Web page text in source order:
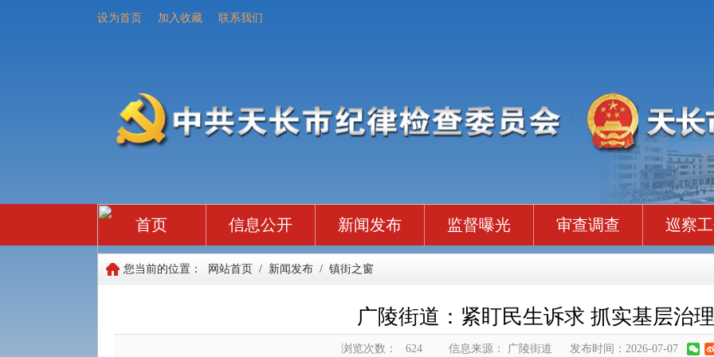
设为首页 加入收藏 联系我们
首页 信息公开 新闻发布 监督曝光 审查调查 巡察
您当前的位置： 网站首页 / 新闻发布 / 镇街之窗
广陵街道：紧盯民生诉求 抓实基层治理
浏览次数： 624 信息来源： 广陵街道 发布时间：2026-07-07